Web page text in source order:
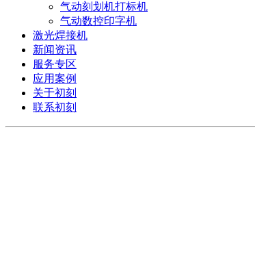
气动刻划机打标机
气动数控印字机
激光焊接机
新闻资讯
服务专区
应用案例
关于初刻
联系初刻